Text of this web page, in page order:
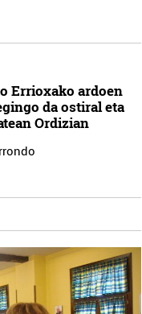
Errioxako ardoen
da ostiral eta
Ordizian